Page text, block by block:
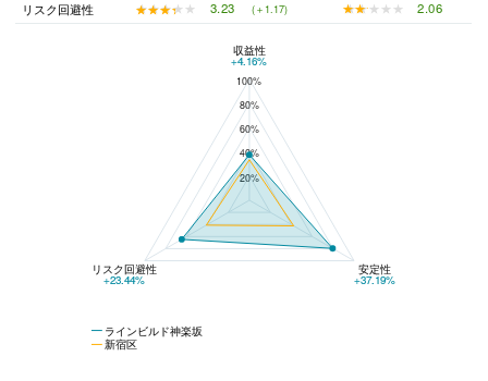
リスク回避性 ★★★★★
★★★★★ 3.23 (＋1.17) ★★★★★
★★★★★ 2.06
100%
80%
60%
40%
20%
収益性
+4.16%
ラインビルド神楽坂
新宿区
リスク回避性
+23.44%
安定性
+37.19%